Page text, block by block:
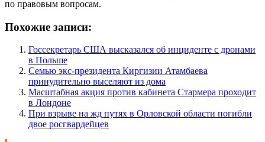
по правовым вопросам.
Похожие записи:
Госсекретарь США высказался об инциденте с дронами
в Польше
Семью экс-президента Киргизии Атамбаева
принудительно выселяют из дома
Масштабная акция против кабинета Стармера проходит
в Лондоне
При взрыве на жд путях в Орловской области погибли
двое росгвардейцев